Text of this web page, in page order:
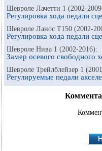
Шевроле Лачетти 1 (2002-
Регулировка хода педали
Шевроле Ланос Т150 (2002-
Регулировка хода педали
Шевроле Нива 1 (2002-2016):
Замер осевого свободного
Шевроле Трейлблейзер 1
Регулируемые педали